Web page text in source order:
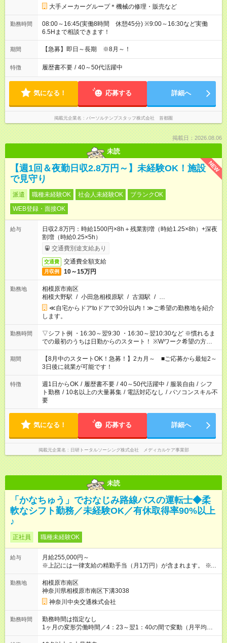
大手メーカーグループ＊機械の修理・販売など
勤務時間
08:00～16:45(実働8時間 休憩45分) ※9:00～16:30など実働
6.5Hまで相談できます！
期間 【急募】即日～長期 ※8月～！
特徴 履歴書不要 / 40～50代活躍中
気になる！ 応募する 詳細へ
掲載元企業名 パーソルテンプスタッフ株式会社 首都圏
掲載日：2026.08.06
未読
NEW
【週1回＆夜勤日収2.8万円～】未経験OK！施設
で見守り
派遣 職種未経験OK 社会人未経験OK
ブランクOK
WEB登録・面接OK
給与
日収2.8万円：時給1500円×8h＋残業割増（時給1.25×8h）+深夜
割増（時給0.25×5h）
交通費別途支給あり
交通費 交通費全額支給
月収例 10～15万円
勤務地
相模原市南区
相模大野駅 / 小田急相模原駅 / 古淵駅 / …
≪自宅からドアtoドアで30分以内！≫ご希望の勤務地を紹介
します。
勤務時間
▽シフト例 ・16:30～翌9:30 ・16:30～翌10:30など ※慣れるま
での最初のうちは日勤からのスタート！ ※Wワーク希望の方へ
今ご覧のお仕事で希望する勤務時間と、もう1つのお仕事の勤務
時間。 合計で週40時間を超える場合は応募できません。
期間
【8月中のスタートOK！急募！】2カ月～ ■ご応募から最短2～
3日後に就業が可能です！
特徴 週1日からOK / 履歴書不要 / 40～50代活躍中 / 服装自由 / シフ
ト勤務 / 10名以上の大量募集 / 電話対応なし / パソコンスキル不
要
気になる！ 応募する 詳細へ
掲載元企業名 日研トータルソーシング株式会社 メディカルケア事業部
未読
「かなちゅう」でおなじみ路線バスの運転士◆柔
軟なシフト勤務／未経験OK／有休取得率90%以上
♪
正社員 職種未経験OK
給与
月給255,000円～
※上記には一律支給の精勤手当（月1万円）が含まれます。 ※試
用期間中の給与は月給24万2700円（一律支給の精勤手当月1万
円を含む）です。 ※試用期間（3ヵ月） 【大型自動車運転経験
者、優遇制度導入！】 大型自動車の運転経験年数によって入社
時の本給を優遇します！大型車はバスもトラックも対象です！ --
本給例-- 経験年数5年以上10年未満 ＋3，000円 10年以上 ＋
万円（月給25万5000円＋残業手当＋休日出勤1日分の手当＋諸
手当） ◎初年度の年収イメージは研修・見習い期間を含め、450
勤務地
相模原市南区
神奈川県相模原市南区下溝3038
神奈川中央交通株式会社
勤務時間
勤務時間は指定なし
1ヶ月の変形労働時間／4：23～翌1：40の間で変動（月平均実
働164.52時間） 【シフト例】 午前番／5：00～13：22 午後番